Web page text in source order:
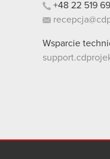
+48 22 519 69
Wsparcie